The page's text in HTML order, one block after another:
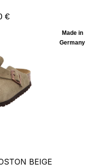
Preis:
€
Made in
Germany
BEIGE